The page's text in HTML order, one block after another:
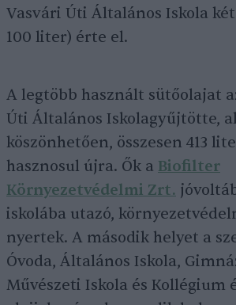
Vasvári Úti Általános Iskola
100 liter) érte el.
A legtöbb használt sütőolajat
Úti Általános Iskolagyűjtötte,
köszönhetően, összesen 413
hasznosul újra. Ők a Biofilter
Környezetvédelmi Zrt.
iskolába utazó,
nyertek. A második helyet a
Óvoda, Általános Iskola,
Művészeti Iskola és Kollégium